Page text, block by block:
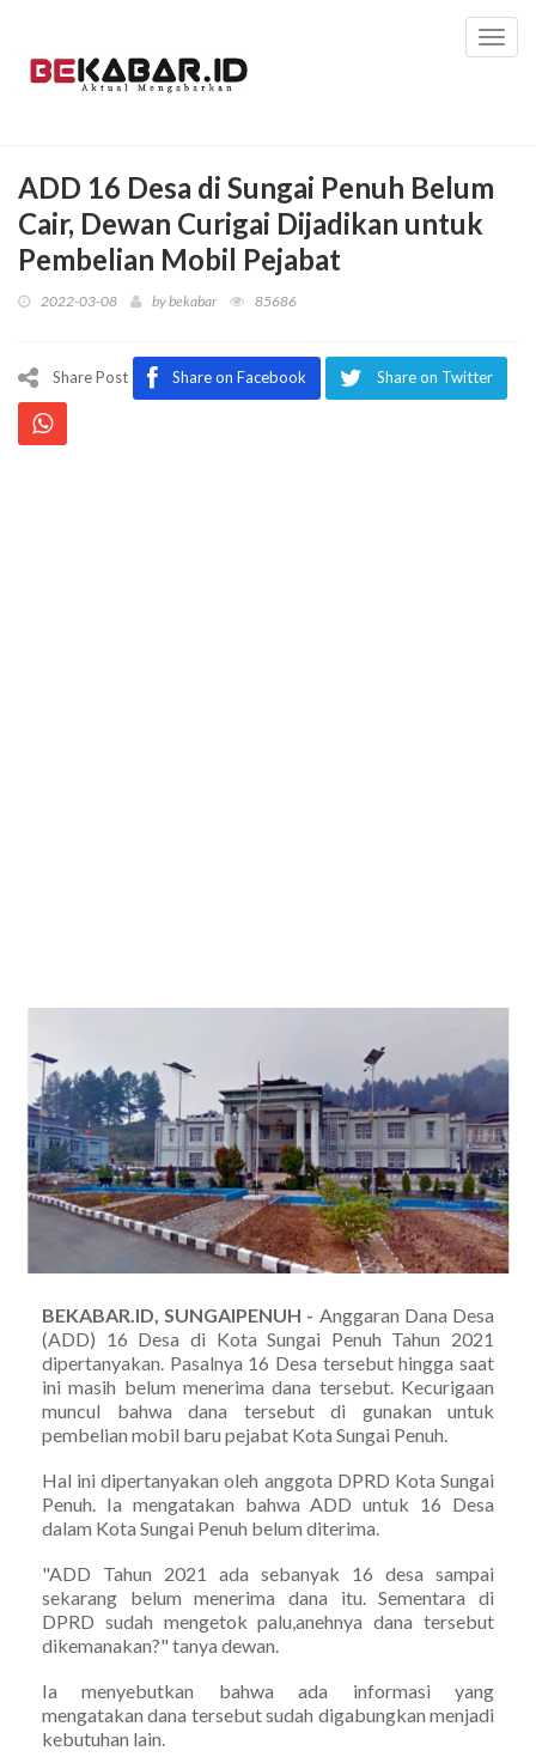
ADD 16 Desa di Sungai Penuh Belum
Cair, Dewan Curigai Dijadikan untuk
Pembelian Mobil Pejabat
2022-03-08 bybekabar 85686
Share Post Share on Facebook Share on Twitter
BEKABAR.ID, SUNGAIPENUH - Anggaran Dana Desa
(ADD) 16 Desa di Kota Sungai Penuh Tahun 2021
dipertanyakan. Pasalnya 16 Desa tersebut hingga saat
ini masih belum menerima dana tersebut. Kecurigaan
muncul bahwa dana tersebut di gunakan untuk
pembelian mobil baru pejabat Kota Sungai Penuh.
Hal ini dipertanyakan oleh anggota DPRD Kota Sungai
Penuh. Ia mengatakan bahwa ADD untuk 16 Desa
dalam Kota Sungai Penuh belum diterima.
"ADD Tahun 2021 ada sebanyak 16 desa sampai
sekarang belum menerima dana itu. Sementara di
DPRD sudah mengetok palu,anehnya dana tersebut
dikemanakan?" tanya dewan.
Ia menyebutkan bahwa ada informasi yang
mengatakan dana tersebut sudah digabungkan menjadi
kebutuhan lain.